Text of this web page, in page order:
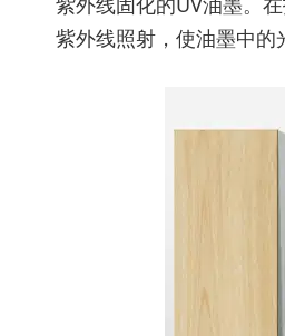
紫外线照射，使油墨中的